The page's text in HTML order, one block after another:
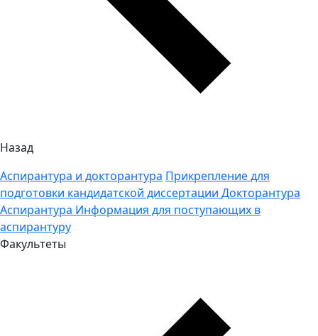
Назад
Аспирантура и докторантура Прикрепление для
подготовки кандидатской диссертации Докторантура
Аспирантура Информация для поступающих в
аспирантуру
Факультеты